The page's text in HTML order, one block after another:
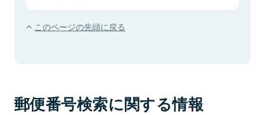
このページの先頭に戻る
郵便番号検索に関する情報